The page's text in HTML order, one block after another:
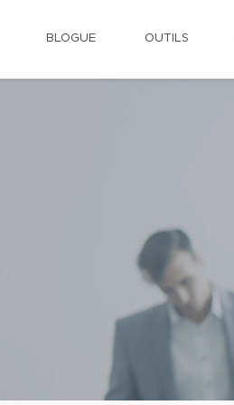
BLOGUE OUTILS